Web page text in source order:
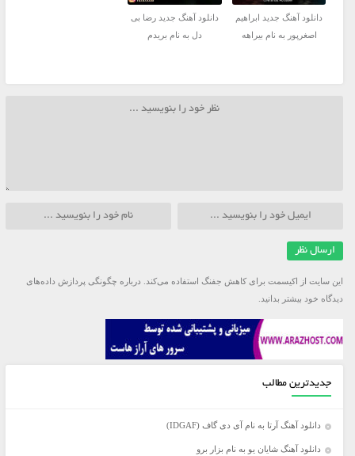
دانلود آهنگ جدید ابراهیم
اصغرپور به نام بیراهه
دانلود آهنگ جدید رضا بی
دل به نام بریدم
این سایت از اکیسمت برای کاهش جفنگ استفاده می‌کند. درباره چگونگی پردازش داده‌های
دیدگاه خود بیشتر بدانید.
جدیدترین مطالب
دانلود آهنگ آرتا به نام آی دی گاف (IDGAF)
دانلود آهنگ شایان یو به نام بزار برو